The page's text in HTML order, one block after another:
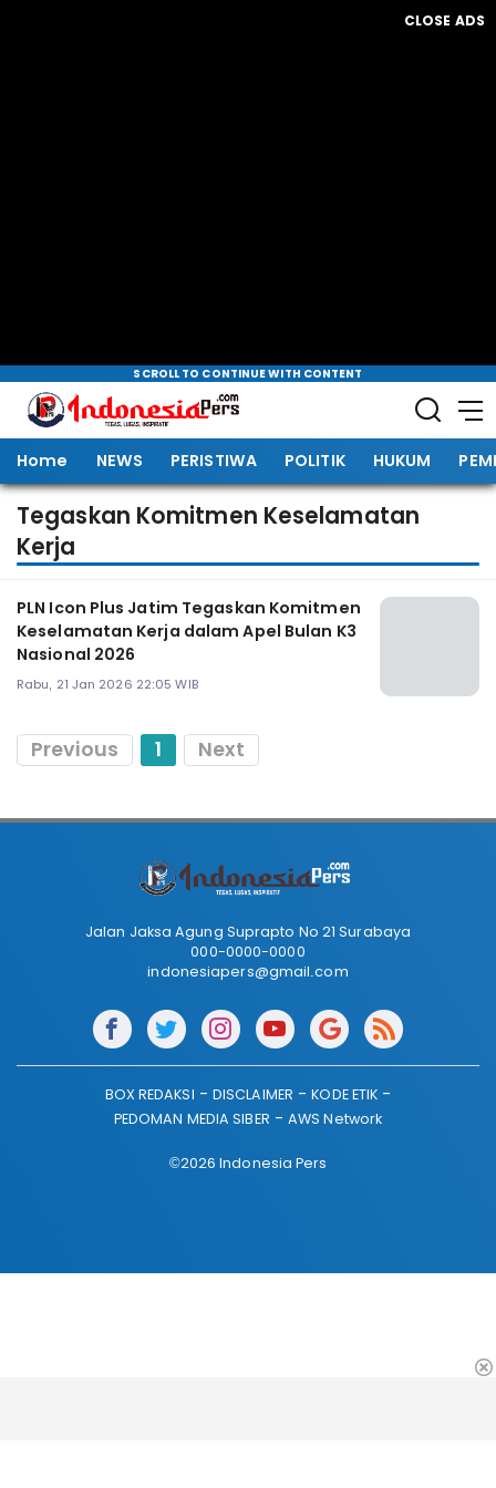
CLOSE ADS
SCROLL TO CONTINUE WITH CONTENT
Home NEWS PERISTIWA POLITIK HUKUM
Tegaskan Komitmen Keselamatan
Kerja
PLN Icon Plus Jatim Tegaskan Komitmen
Keselamatan Kerja dalam Apel Bulan K3
Nasional 2026
Rabu, 21 Jan 2026 22:05 WIB
Previous 1 Next
Jalan Jaksa Agung Suprapto No 21 Surabaya
000-0000-0000
indonesiapers@gmail.com
BOX REDAKSI DISCLAIMER
KODE ETIK
PEDOMAN MEDIA SIBER
AWS Network
©2026 Indonesia Pers